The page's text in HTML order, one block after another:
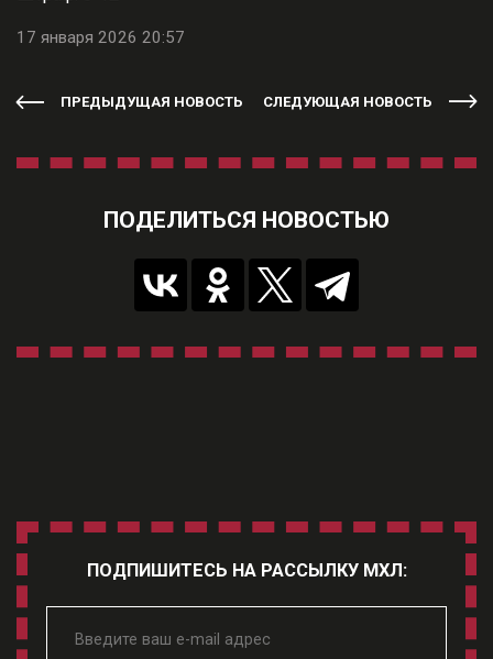
17 января 2026 20:57
ПРЕДЫДУЩАЯ НОВОСТЬ СЛЕДУЮЩАЯ НОВОСТЬ
ПОДЕЛИТЬСЯ НОВОСТЬЮ
ПОДПИШИТЕСЬ НА РАССЫЛКУ МХЛ: